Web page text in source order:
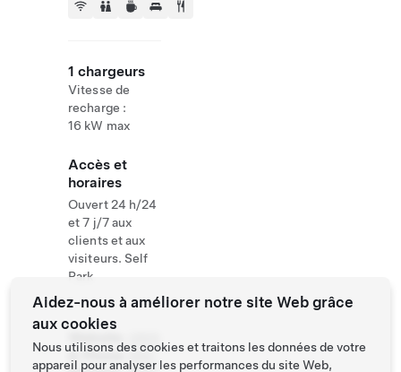
1 chargeurs
Vitesse de
recharge :
16 kW max
Accès et
horaires
Ouvert 24 h/24
et 7 j/7 aux
clients et aux
visiteurs. Self
Park
& Phone 494-
Aidez-nous à améliorer notre site Web grâce
aux cookies
Nous utilisons des cookies et traitons les données de votre
appareil pour analyser les performances du site Web,